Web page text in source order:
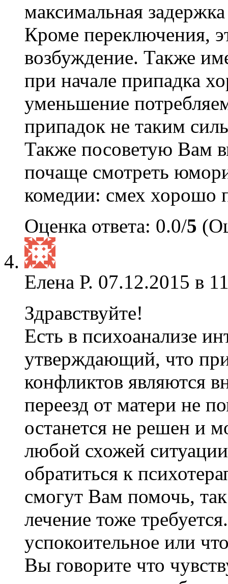
максимальная
Кроме переключения,
возбуждение. Также
при начале припадка
уменьшение
припадок не таким
Также посоветую Вам
почаще смотреть
комедии: смех хорошо
Оценка ответа: 0.0/5
Елена Р. 07.12.2015 в
Здравствуйте!
Есть в психоанализе
утверждающий, что
конфликтов являются
переезд от матери не
останется не решен и
любой схожей
обратиться к
смогут Вам помочь,
лечение тоже
успокоительное или
Вы говорите что